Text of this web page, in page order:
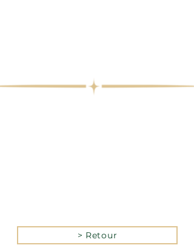
> Retour